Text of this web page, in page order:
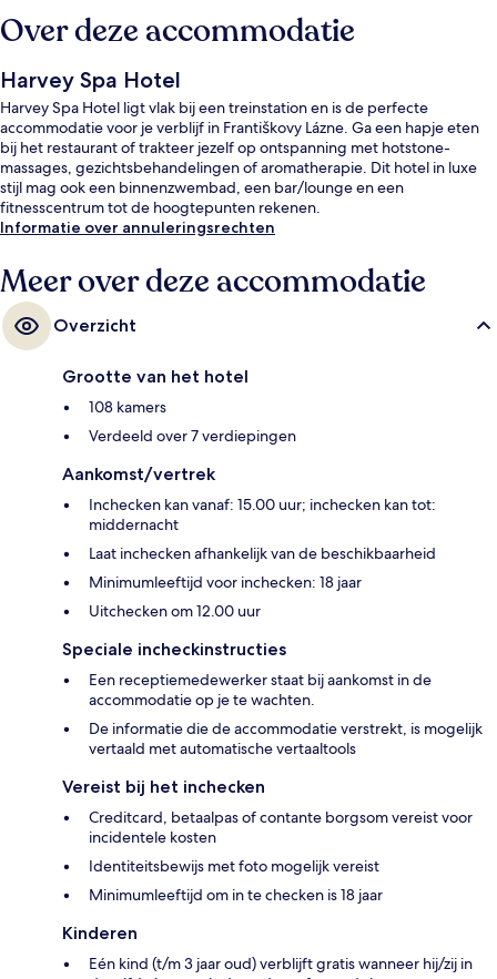
Over deze accommodatie
Harvey Spa Hotel
Harvey Spa Hotel ligt vlak bij een treinstation en is de perfecte
accommodatie voor je verblijf in Františkovy Lázne. Ga een hapje eten
bij het restaurant of trakteer jezelf op ontspanning met hotstone-
massages, gezichtsbehandelingen of aromatherapie. Dit hotel in luxe
stijl mag ook een binnenzwembad, een bar/lounge en een
fitnesscentrum tot de hoogtepunten rekenen.
Informatie over annuleringsrechten
Meer over deze accommodatie
Overzicht
Grootte van het hotel
108 kamers
Verdeeld over 7 verdiepingen
Aankomst/vertrek
Inchecken kan vanaf: 15.00 uur; inchecken kan tot:
middernacht
Laat inchecken afhankelijk van de beschikbaarheid
Minimumleeftijd voor inchecken: 18 jaar
Uitchecken om 12.00 uur
Speciale incheckinstructies
Een receptiemedewerker staat bij aankomst in de
accommodatie op je te wachten.
De informatie die de accommodatie verstrekt, is mogelijk
vertaald met automatische vertaaltools
Vereist bij het inchecken
Creditcard, betaalpas of contante borgsom vereist voor
incidentele kosten
Identiteitsbewijs met foto mogelijk vereist
Minimumleeftijd om in te checken is 18 jaar
Kinderen
Eén kind (t/m 3 jaar oud) verblijft gratis wanneer hij/zij in